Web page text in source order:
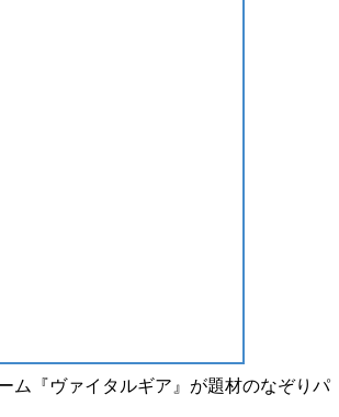
ム 『ヴァイタルギア』 が題材のなぞりパ